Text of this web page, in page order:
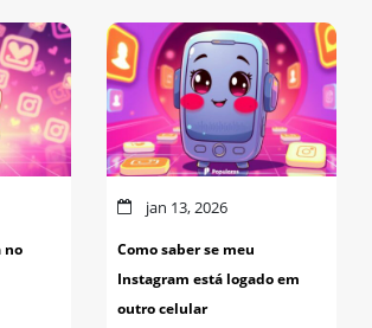
no
jan 13, 2026
Como saber se meu
Instagram está logado em
outro celular